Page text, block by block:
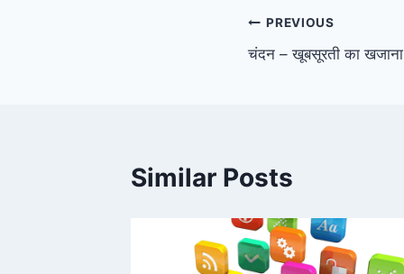
Post
navigation
PREVIOUS
चंदन – खूबसूरती का खजाना
Similar Posts